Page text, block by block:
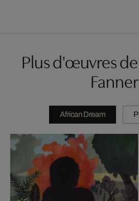
Plus d'œuvres de
Fanner
African Dream